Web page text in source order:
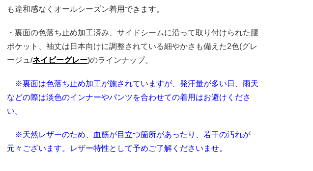
も違和感なくオールシーズン着用できます。
・裏面の色落ち止め加工済み、サイドシームに沿って取り付けられた腰
ポケット、袖丈は日本向けに調整されている細やかさも備えた2色(グレ
ージュ/ネイビーグレー)のラインナップ。
※裏面は色落ち止め加工が施されていますが、発汗量が多い日、雨天
などの際は淡色のインナーやパンツを合わせての着用はお避けくださ
い。
※天然レザーのため、血筋が目立つ箇所があったり、若干の汚れが
元々ございます。レザー特性として予めご了解くださいませ。